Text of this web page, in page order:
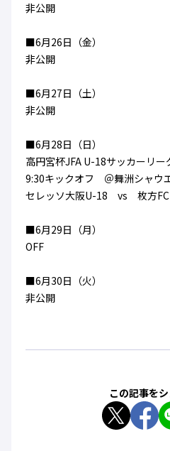
非公開
■6月26日（金）
非公開
■6月27日（土）
非公開
■6月28日（日）
高円宮杯JFA U-18サッカーリー
9:30キックオフ ＠舞洲シャウ
セレッソ大阪U-18 vs 枚方FC
■6月29日（月）
OFF
■6月30日（火）
非公開
この記事を